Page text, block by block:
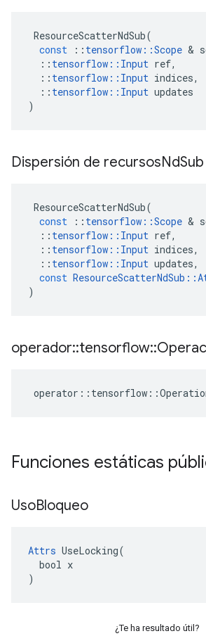
ResourceScatterNdSub(
const
:: tensorflow ::Scope &
:: tensorflow :: Input ref,
:: tensorflow :: Input indices,
:: tensorflow :: Input updates
)
Dispersión de recursosNdSub
ResourceScatterNdSub(
const
:: tensorflow ::Scope &
:: tensorflow :: Input ref,
:: tensorflow :: Input indices,
:: tensorflow :: Input updates,
const ResourceScatterNdSub ::
)
operador::tensorflow::
operator :: tensorflow ::
Funciones estáticas
UsoBloqueo
Attrs UseLocking(
  bool x
)
¿Te ha resultado útil?